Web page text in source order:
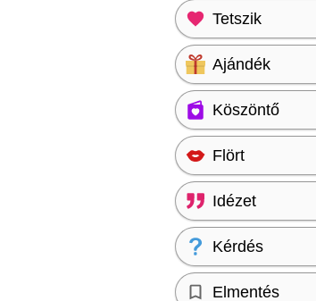
Tetszik
Ajándék
Köszöntő
Flört
Idézet
Kérdés
Elmentés